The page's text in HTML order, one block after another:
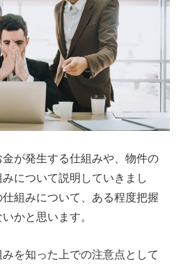
が発生する仕組みや、物件の
について説明していきまし
組みについて、ある程度把握
かと思います。
を知った上での注意点として